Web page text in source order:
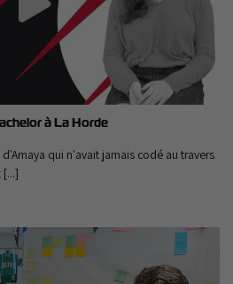
à La Horde
qui n'avait jamais codé au travers